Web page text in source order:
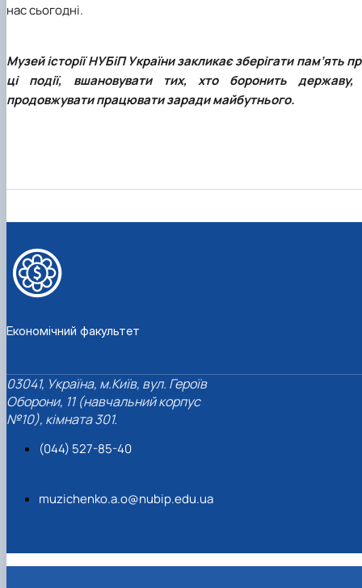
нас сьогодні.
Музей історії НУБіП України закликає зберігати пам’ять
ці події, вшановувати тих, хто боронить державу,
продовжувати працювати заради майбутнього.
Економічний факультет
03041, Україна, м.Київ, вул. Героїв
Оборони, 11 (навчальний корпус
№10), кімната 301.
(044) 527-85-40
muzichenko.a.o@nubip.edu.ua